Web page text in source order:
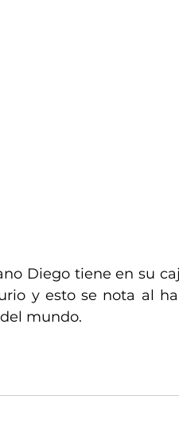
Diego tiene en su
y esto se nota al
mundo.